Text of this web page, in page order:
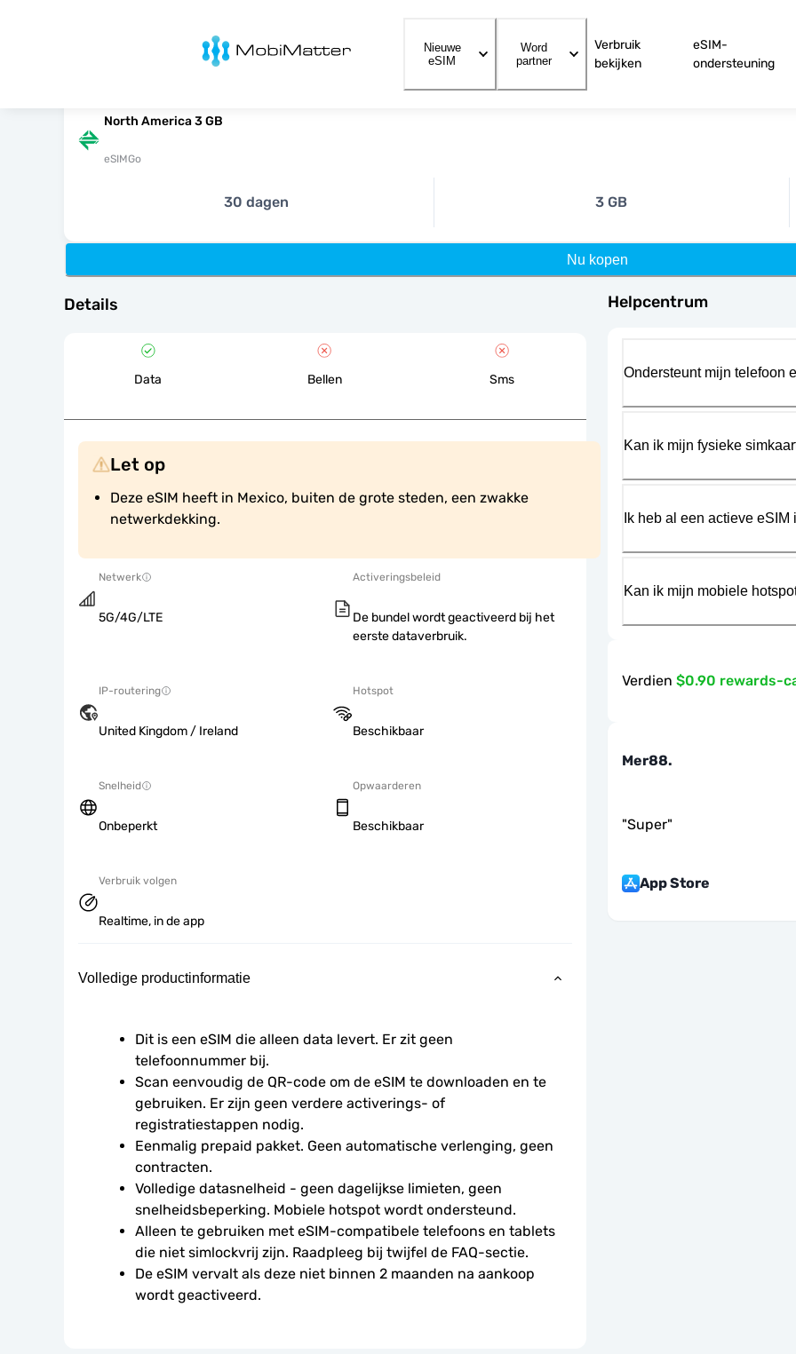
MobiMatter
Nieuwe
eSIM
Word
partner
Verbruik
bekijken
eSIM-
ondersteuning
North America 3 GB
eSIMGo
30 dagen 3 GB
Nu kopen
Details
Data Bellen Sms
Let op
Deze eSIM heeft in Mexico, buiten de grote steden, een zwakke
netwerkdekking.
Netwerk
5G/4G/LTE
Activeringsbeleid
De bundel wordt geactiveerd bij het
eerste dataverbruik.
IP-routering
United Kingdom / Ireland
Hotspot
Beschikbaar
Snelheid
Onbeperkt
Opwaarderen
Beschikbaar
Verbruik volgen
Realtime, in de app
Volledige productinformatie
Dit is een eSIM die alleen data levert. Er zit geen
telefoonnummer bij.
Scan eenvoudig de QR-code om de eSIM te downloaden en te
gebruiken. Er zijn geen verdere activerings- of
registratiestappen nodig.
Eenmalig prepaid pakket. Geen automatische verlenging, geen
contracten.
Volledige datasnelheid - geen dagelijkse limieten, geen
snelheidsbeperking. Mobiele hotspot wordt ondersteund.
Alleen te gebruiken met eSIM-compatibele telefoons en tablets
die niet simlockvrij zijn. Raadpleeg bij twijfel de FAQ-sectie.
De eSIM vervalt als deze niet binnen 2 maanden na aankoop
wordt geactiveerd.
Helpcentrum
Ondersteunt mijn telefoon
Kan ik mijn fysieke
Ik heb al een actieve
Kan ik mijn mobiele
Verdien $0.90 rewards-
Mer88.
"Super"
App Store